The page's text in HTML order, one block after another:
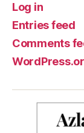
Log in
Entries feed
Comments